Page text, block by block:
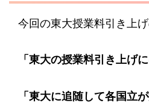
今回の東大授業料引き上げ
「東大の授業料引き上げ
「東大に追随して各国立